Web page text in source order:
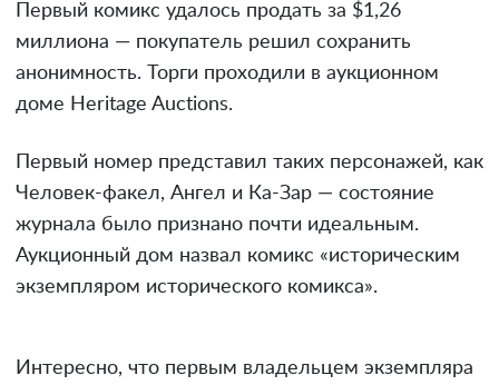
Первый комикс удалось продать за $1,26
миллиона — покупатель решил сохранить
анонимность. Торги проходили в аукционном
доме Heritage Auctions.
Первый номер представил таких персонажей, как
Человек-факел, Ангел и Ка-Зар — состояние
журнала было признано почти идеальным.
Аукционный дом назвал комикс «историческим
экземпляром исторического комикса».
Интересно, что первым владельцем экземпляра